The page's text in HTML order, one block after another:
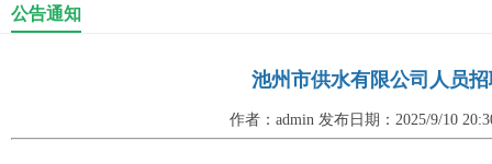
公告通知
池州市供水有限公司人员
作者：admin 发布日期：2025/9/10